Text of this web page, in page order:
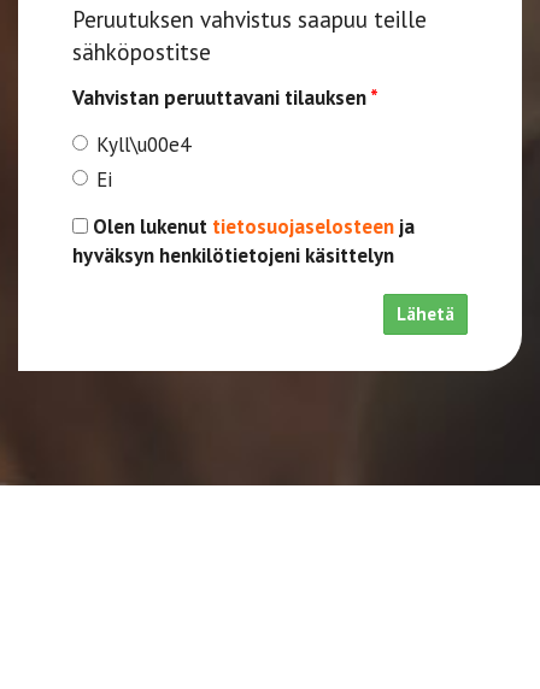
Peruutuksen vahvistus saapuu teille
sähköpostitse
Vahvistan peruuttavani tilauksen*
Kyll\u00e4
Ei
Olen lukenut tietosuojaselosteen ja
hyväksyn henkilötietojeni käsittelyn
Lähetä